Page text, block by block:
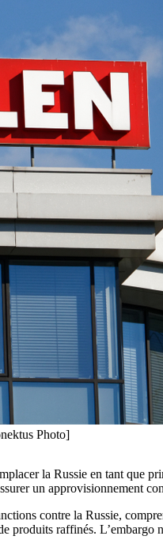
Photo]
la Russie en tant que
un approvisionnement
contre la Russie,
produits raffinés.